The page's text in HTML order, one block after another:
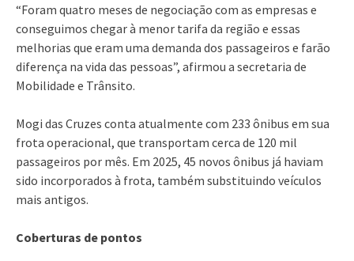
“Foram quatro meses de negociação com as empresas e
conseguimos chegar à menor tarifa da região e essas
melhorias que eram uma demanda dos passageiros e farão
diferença na vida das pessoas”, afirmou a secretaria de
Mobilidade e Trânsito.
Mogi das Cruzes conta atualmente com 233 ônibus em sua
frota operacional, que transportam cerca de 120 mil
passageiros por mês. Em 2025, 45 novos ônibus já haviam
sido incorporados à frota, também substituindo veículos
mais antigos.
Coberturas de pontos